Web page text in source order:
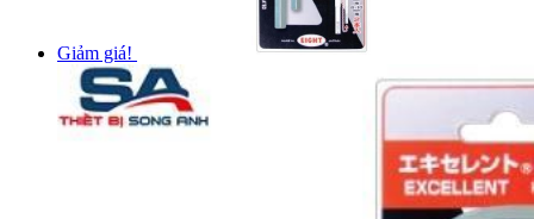
Giảm giá!